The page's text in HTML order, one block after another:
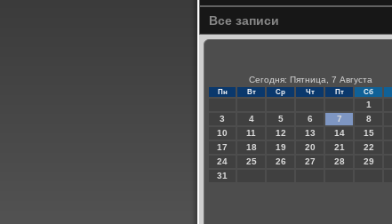
Все записи
Сегодня: Пятница, 7 Августа
Пн Вт Ср Чт Пт Сб
1
3
4 5 6 7 8
10
11 12 13 14 15
17
18 19 20 21 22
24
25 26 27 28 29
31